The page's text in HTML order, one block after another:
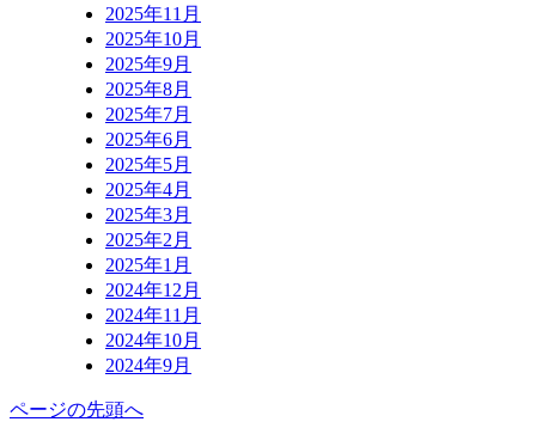
2025年11月
2025年10月
2025年9月
2025年8月
2025年7月
2025年6月
2025年5月
2025年4月
2025年3月
2025年2月
2025年1月
2024年12月
2024年11月
2024年10月
2024年9月
ページの先頭へ